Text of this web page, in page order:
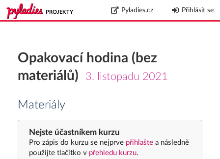
PROJEKTY Pyladies.cz Přihlásit se
Opakovací hodina (bez
materiálů)
3. listopadu 2021
Materiály
Nejste účastníkem kurzu
Pro zápis do kurzu se nejprvepřihlašte a následně
použijte tlačítko vpřehledu kurzu.